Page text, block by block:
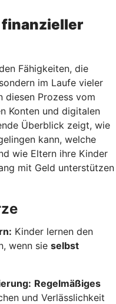
Fähigkeiten, die
im Laufe vieler
diesen Prozess vom
Konten und digitalen
Überblick zeigt, wie
kann, welche
wie Eltern ihre Kinder
mit Geld unterstützen
Kinder lernen den
wenn sie selbst
Regelmäßiges
und Verlässlichkeit